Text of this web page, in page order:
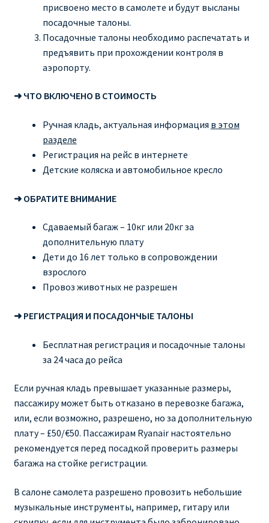
присвоено место в самолете и будут высланы
посадочные талоны.
Посадочные талоны необходимо распечатать и
предъявить при прохождении контроля в
аэропорту.
➜ ЧТО ВКЛЮЧЕНО В СТОИМОСТЬ
Ручная кладь, актуальная информация в этом
разделе
Регистрация на рейс в интернете
Детские коляска и автомобильное кресло
➜ ОБРАТИТЕ ВНИМАНИЕ
Сдаваемый багаж – 10кг или 20кг за
дополнительную плату
Дети до 16 лет только в сопровождении
взрослого
Провоз животных не разрешен
➜ РЕГИСТРАЦИЯ И ПОСАДОНЧЫЕ ТАЛОНЫ
Бесплатная регистрация и посадочные талоны
за 24 часа до рейса
Если ручная кладь превышает указанные размеры,
пассажиру может быть отказано в перевозке багажа,
или, если возможно, разрешено, но за дополнительную
плату – £50/€50. Пассажирам Ryanair настоятельно
рекомендуется перед посадкой проверить размеры
багажа на стойке регистрации.
В салоне самолета разрешено провозить небольшие
музыкальные инструменты, например, гитару или